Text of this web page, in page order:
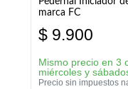
marca FC
$ 9.900
Mismo precio en 3
miércoles y
Precio sin impuestos